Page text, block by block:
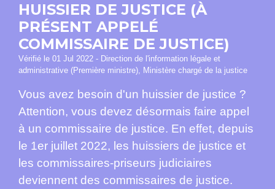
HUISSIER DE JUSTICE (À
PRÉSENT APPELÉ
COMMISSAIRE DE JUSTICE)
Vérifié le 01 Jul 2022 - Direction de l'information légale et
administrative (Première ministre), Ministère chargé de la justice
Vous avez besoin d'un huissier de justice ?
Attention, vous devez désormais faire appel
à un commissaire de justice. En effet, depuis
le 1er juillet 2022, les huissiers de justice et
les commissaires-priseurs judiciaires
deviennent des commissaires de justice.